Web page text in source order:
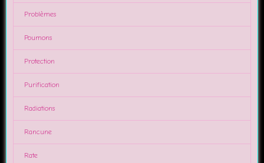
Problèmes
Poumons
Protection
Purification
Radiations
Rancune
Rate